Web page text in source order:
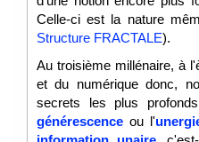
Celle-ci est la nature
Structure FRACTALE).
Au troisième millénaire, à
et du numérique donc,
secrets les plus
générescence ou l'